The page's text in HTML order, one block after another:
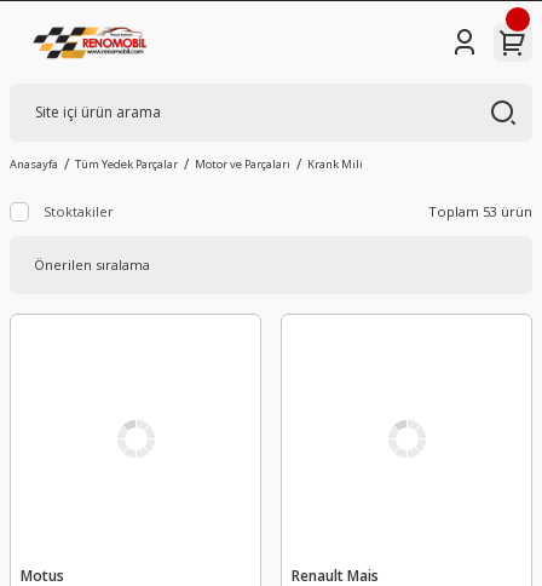
Anasayfa Tüm Yedek Parçalar Motor ve Parçaları Krank Mili
Stoktakiler Toplam 53 ürün
Motus Renault Mais